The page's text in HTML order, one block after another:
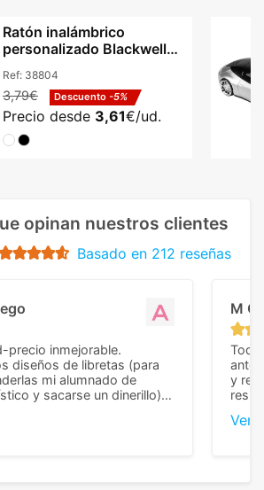
Ratón inalámbrico
personalizado Blackwell
Ref: 38804
3,79€ Descuento -5%
Precio desde 3,61€/ud.
opinan nuestros clientes
Basado en 212 reseñas
precio inmejorable.
diseños de libretas (para
mi alumnado de
y sacarse un dinerillo) y
de muy buena calidad
M C
Todo
y
Ver